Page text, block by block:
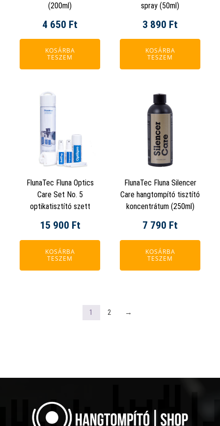
(200ml)
4 650 Ft
KOSÁRBA
TESZEM
spray (50ml)
3 890 Ft
KOSÁRBA
TESZEM
FlunaTec Fluna Optics
Care Set No. 5
optikatisztító szett
15 900 Ft
KOSÁRBA
TESZEM
FlunaTec Fluna Silencer
Care hangtompító tisztító
koncentrátum (250ml)
7 790 Ft
KOSÁRBA
TESZEM
1 2 →